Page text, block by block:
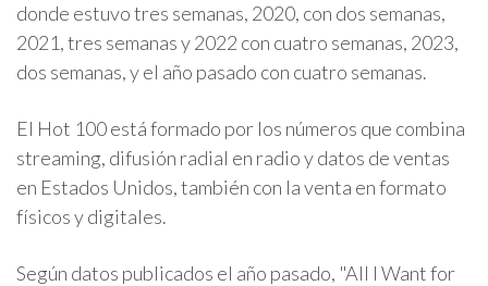
donde estuvo tres semanas, 2020, con dos semanas,
2021, tres semanas y 2022 con cuatro semanas, 2023,
dos semanas, y el año pasado con cuatro semanas.
El Hot 100 está formado por los números que combina
streaming, difusión radial en radio y datos de ventas
en Estados Unidos, también con la venta en formato
físicos y digitales.
Según datos publicados el año pasado, "All I Want for